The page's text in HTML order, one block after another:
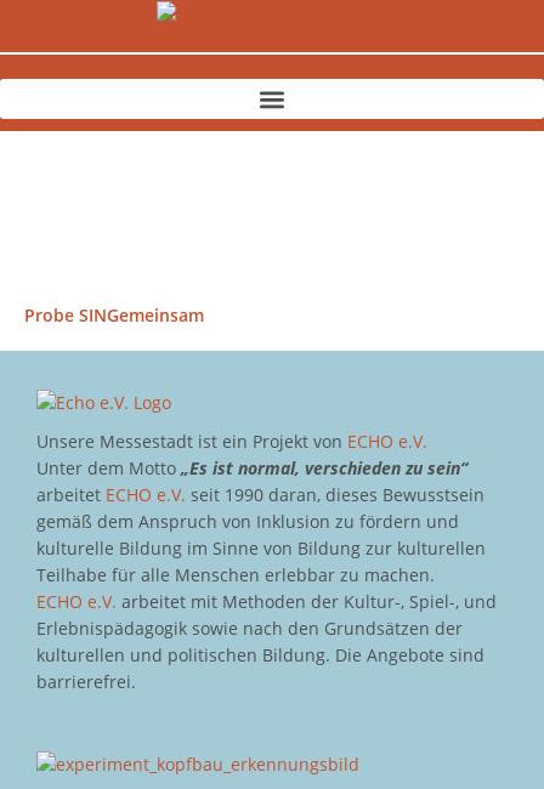
Probe SINGemeinsam
Unsere Messestadt ist ein Projekt von ECHO e.V.
Unter dem Motto „Es ist normal, verschieden zu sein“
arbeitet ECHO e.V. seit 1990 daran, dieses Bewusstsein
gemäß dem Anspruch von Inklusion zu fördern und
kulturelle Bildung im Sinne von Bildung zur kulturellen
Teilhabe für alle Menschen erlebbar zu machen.
ECHO e.V. arbeitet mit Methoden der Kultur-, Spiel-, und
Erlebnispädagogik sowie nach den Grundsätzen der
kulturellen und politischen Bildung. Die Angebote sind
barrierefrei.